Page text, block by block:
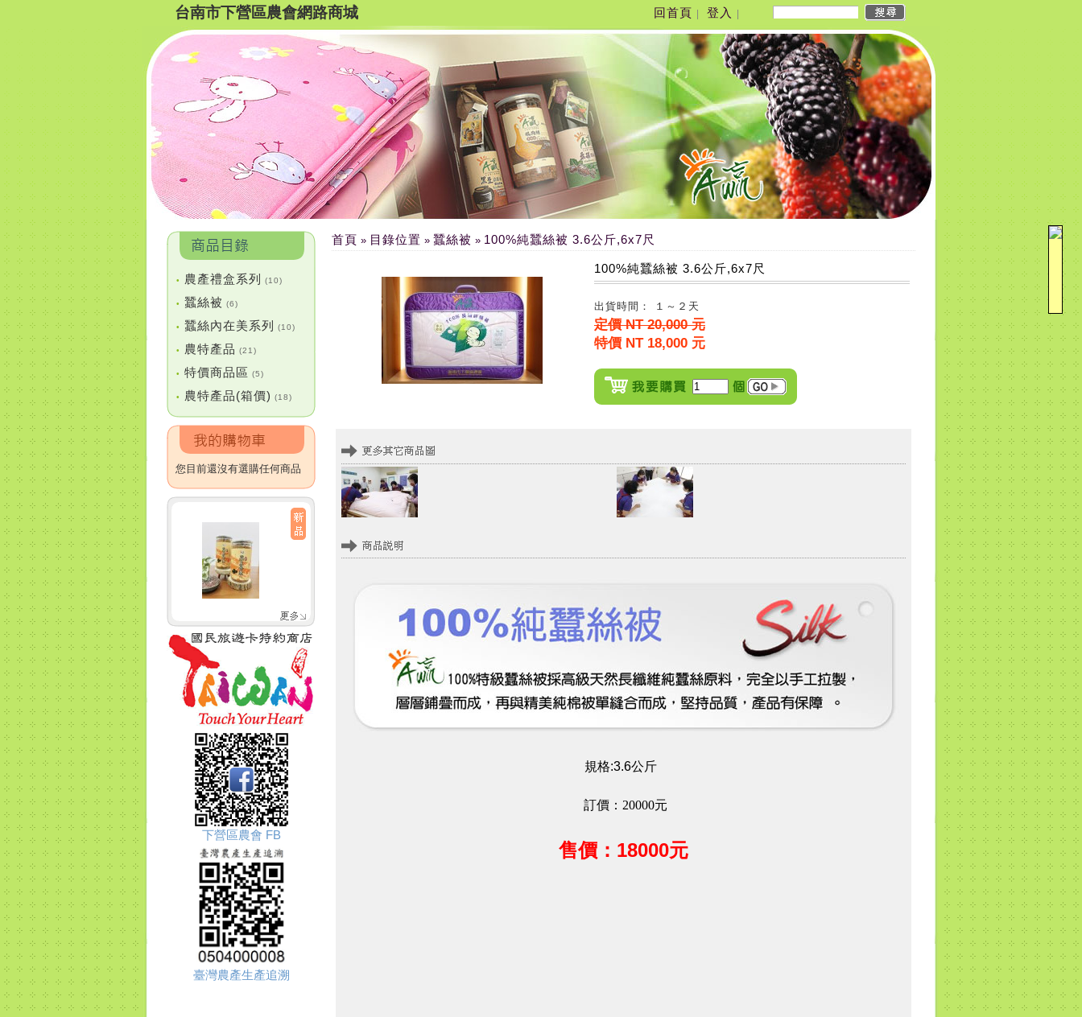
台南市下營區農會網路商城 回首頁 登入
• 農產禮盒系列 (10)
• 蠶絲被 (6)
• 蠶絲內在美系列 (10)
• 農特產品 (21)
• 特價商品區 (5)
• 農特產品(箱價) (18)
您目前還沒有選購任何商品
下營區農會 FB
臺灣農產生產追溯
首頁 » 目錄位置 » 蠶絲被 » 100%純蠶絲被 3.6公斤,6x7尺
100%純蠶絲被 3.6公斤,6x7尺
出貨時間： １～２天
定價 NT 20,000 元
特價 NT 18,000 元
規格:3.6公斤
訂價：20000元
售價：18000元